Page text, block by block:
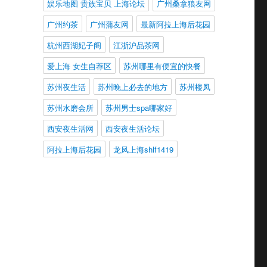
娱乐地图 贵族宝贝 上海论坛
广州桑拿狼友网
广州约茶
广州蒲友网
最新阿拉上海后花园
杭州西湖妃子阁
江浙沪品茶网
爱上海 女生自荐区
苏州哪里有便宜的快餐
苏州夜生活
苏州晚上必去的地方
苏州楼凤
苏州水磨会所
苏州男士spa哪家好
西安夜生活网
西安夜生活论坛
阿拉上海后花园
龙凤上海shlf1419